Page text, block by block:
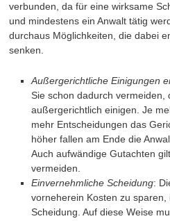
verbunden, da für eine wirksame
und mindestens ein Anwalt tätig
durchaus Möglichkeiten, die dabei
senken.
Außergerichtliche Einigungen
Sie schon dadurch vermeiden,
außergerichtlich einigen. Je
mehr Entscheidungen das
höher fallen am Ende die
Auch aufwändige Gutachten
vermeiden.
Einvernehmliche Scheidung:
vorneherein Kosten zu
Scheidung. Auf diese Weise